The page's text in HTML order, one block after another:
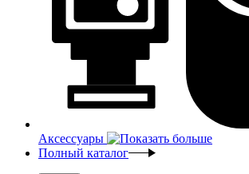
Аксессуары
Полный каталог